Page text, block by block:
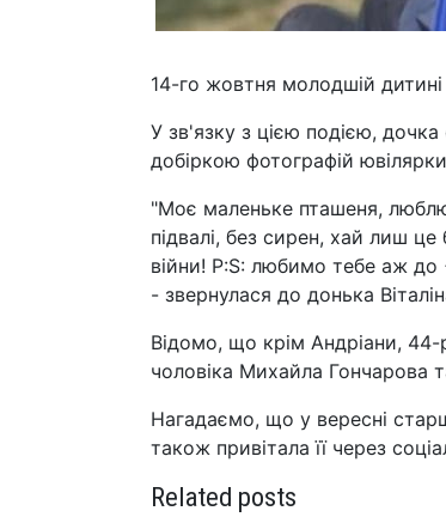
14-го жовтня молодшій
У зв'язку з цією подією,
добіркою фотографій
"Моє маленьке пташеня,
підвалі, без сирен, хай лиш
війни! P:S: любимо тебе аж
- звернулася до донька
Відомо, що крім Андріани,
чоловіка Михайла Гончарова
Нагадаємо, що у вересні
також привітала її через
Related posts